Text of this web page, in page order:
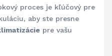
proces je kľúčový pre
aby ste presne
pre vašu